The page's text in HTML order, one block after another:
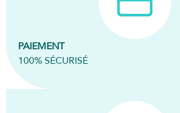
PAIEMENT
100% SÉCURISÉ